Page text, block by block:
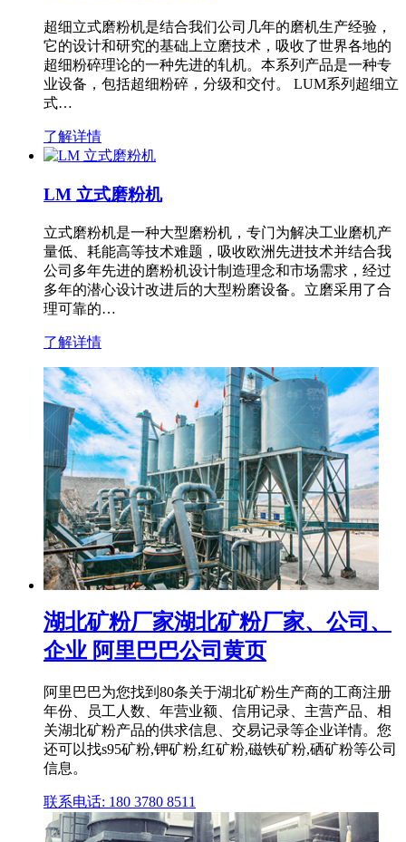
超细立式磨粉机是结合我们公司几年的磨机生产经验，
它的设计和研究的基础上立磨技术，吸收了世界各地的
超细粉碎理论的一种先进的轧机。本系列产品是一种专
业设备，包括超细粉碎，分级和交付。 LUM系列超细立
式…
了解详情
LM 立式磨粉机
立式磨粉机是一种大型磨粉机，专门为解决工业磨机产
量低、耗能高等技术难题，吸收欧洲先进技术并结合我
公司多年先进的磨粉机设计制造理念和市场需求，经过
多年的潜心设计改进后的大型粉磨设备。立磨采用了合
理可靠的…
了解详情
湖北矿粉厂家湖北矿粉厂家、公司、
企业 阿里巴巴公司黄页
阿里巴巴为您找到80条关于湖北矿粉生产商的工商注册
年份、员工人数、年营业额、信用记录、主营产品、相
关湖北矿粉产品的供求信息、交易记录等企业详情。您
还可以找s95矿粉,钾矿粉,红矿粉,磁铁矿粉,硒矿粉等公司
信息。
联系电话: 180 3780 8511